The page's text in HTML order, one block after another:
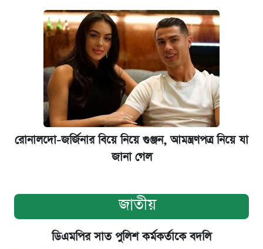
রোনালদো-জর্জিনার বিয়ে নিয়ে গুঞ্জন, আমন্ত্রণপত্র নিয়ে যা
জানা গেল
জাতীয়
ডিএমপির সাত পুলিশ কর্মকর্তাকে বদলি